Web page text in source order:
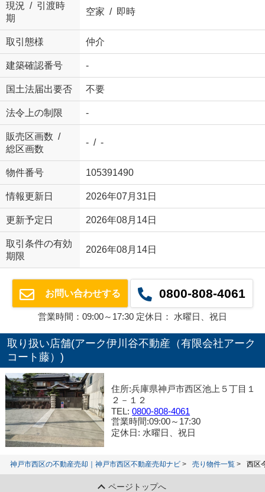
現況 / 引渡時
期
空家 / 即時
取引態様 仲介
建築確認番号 -
国土法届出要否 不要
法令上の制限 -
販売区画数 /
総区画数
- / -
物件番号 105391490
情報更新日 2026年07月31日
更新予定日 2026年08月14日
取引条件の有効
期限
2026年08月14日
お問い合わせする 0800-808-4061
営業時間：09:00～17:30 定休日： 水曜日、祝日
取り扱い店舗(アーク伊川谷不動産（有限会社アーク
コート藤）)
住所:兵庫県神戸市西区池上５丁目１
２－１２
TEL:0800-808-4061
営業時間:09:00～17:30
定休日: 水曜日、祝日
神戸市西区の不動産売却｜神戸市西区不動産売却ナビ 売り物件一覧 西区
ページトップへ